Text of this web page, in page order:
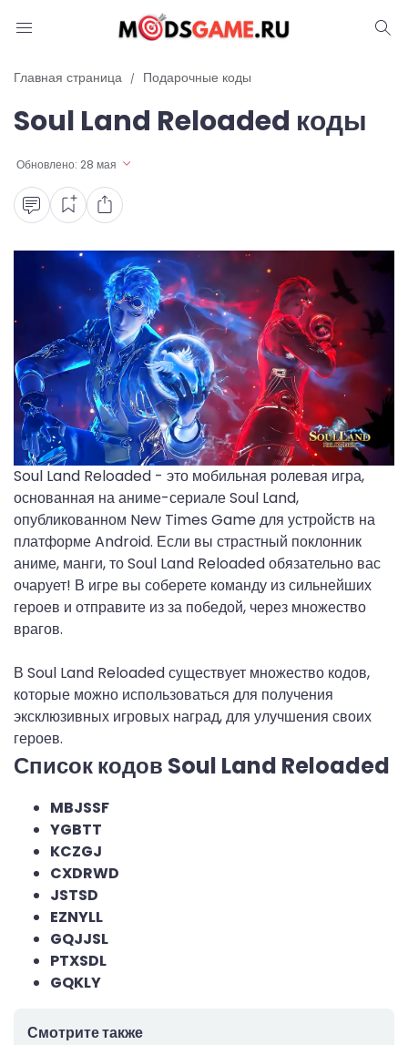
Блог
Читы и коды
Промокоды
Ошибки
Руководства
Главная страница Подарочные коды
Soul Land Reloaded коды
Обновлено: 28 мая
Soul Land Reloaded - это мобильная ролевая игра,
основанная на аниме-сериале Soul Land,
опубликованном New Times Game для устройств на
платформе Android. Если вы страстный поклонник
аниме, манги, то Soul Land Reloaded обязательно вас
очарует! В игре вы соберете команду из сильнейших
героев и отправите из за победой, через множество
врагов.
В Soul Land Reloaded существует множество кодов,
которые можно использоваться для получения
эксклюзивных игровых наград, для улучшения своих
героев.
Список кодов Soul Land Reloaded
MBJSSF
YGBTT
KCZGJ
CXDRWD
JSTSD
EZNYLL
GQJJSL
PTXSDL
GQKLY
Смотрите также